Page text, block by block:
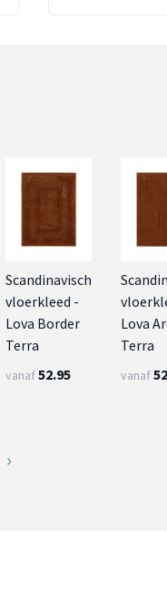
Scandinavisch
vloerkleed -
Lova Border
Terra
vanaf52.95
Lova
Terra
vanaf